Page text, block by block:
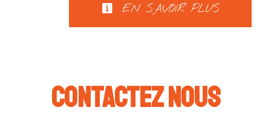
EN SAVOIR PLUS
Contactez nous